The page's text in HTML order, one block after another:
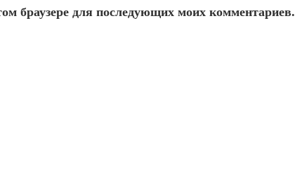
браузере для последующих моих комментариев.